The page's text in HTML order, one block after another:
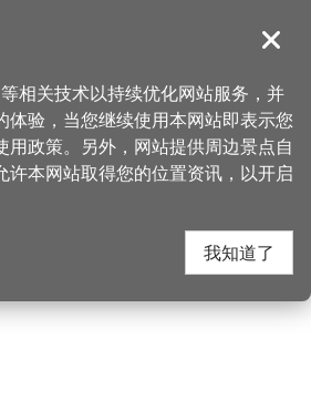
導覽
> 丽多森林度假酒店
假酒店 周边
关闭
相关技术以持续优化网站服务，并
体验，当您继续使用本网站即表示您
政策。另外，网站提供周边景点自
许本网站取得您的位置资讯，以开启
我知道了